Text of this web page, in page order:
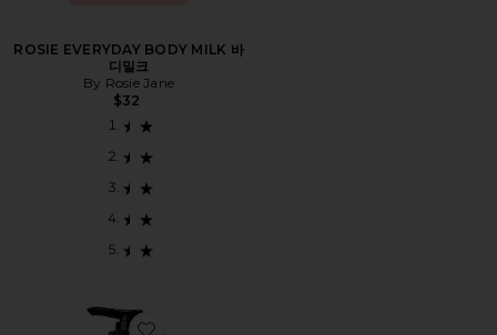
ROSIE EVERYDAY BODY MILK 바
디밀크
By Rosie Jane
$32